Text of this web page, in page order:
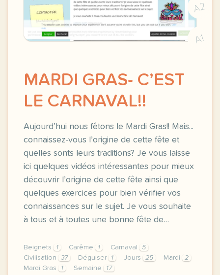
A2
A1
MARDI GRAS- C’EST
LE CARNAVAL!!
Aujourd’hui nous fêtons le Mardi Gras!! Mais...
connaissez-vous l’origine de cette fête et
quelles sonts leurs traditions? Je vous laisse
ici quelques vidéos intéressantes pour mieux
découvrir l’origine de cette fête ainsi que
quelques exercices pour bien vérifier vos
connaissances sur le sujet. Je vous souhaite
à tous et à toutes une bonne fête de…
Beignets 1 Carême 1 Carnaval
5
Civilisation
37 Déguiser 1 Jours 25 Mardi
2
Mardi Gras
1 Semaine 17